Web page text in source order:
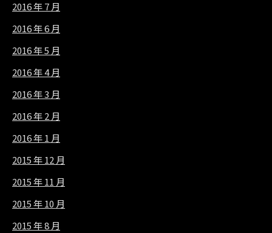
2016 年 7 月
2016 年 6 月
2016 年 5 月
2016 年 4 月
2016 年 3 月
2016 年 2 月
2016 年 1 月
2015 年 12 月
2015 年 11 月
2015 年 10 月
2015 年 8 月